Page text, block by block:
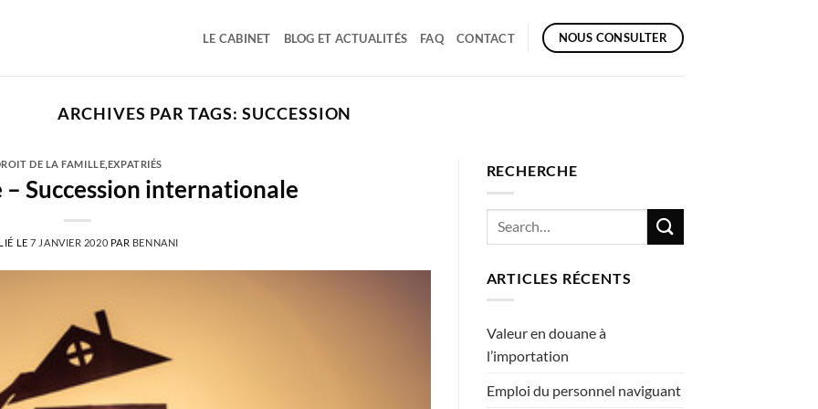
LE CABINET BLOG ET ACTUALITÉS FAQ CONTACT NOUS CONSULTER
ARCHIVES PAR TAGS:SUCCESSION
DE LA FAMILLE EXPATRIÉS
– Succession internationale
LE7 JANVIER 2020 PAR BENNANI
RECHERCHE
ARTICLES RÉCENTS
Valeur en douane à
l’importation
Emploi du personnel naviguant